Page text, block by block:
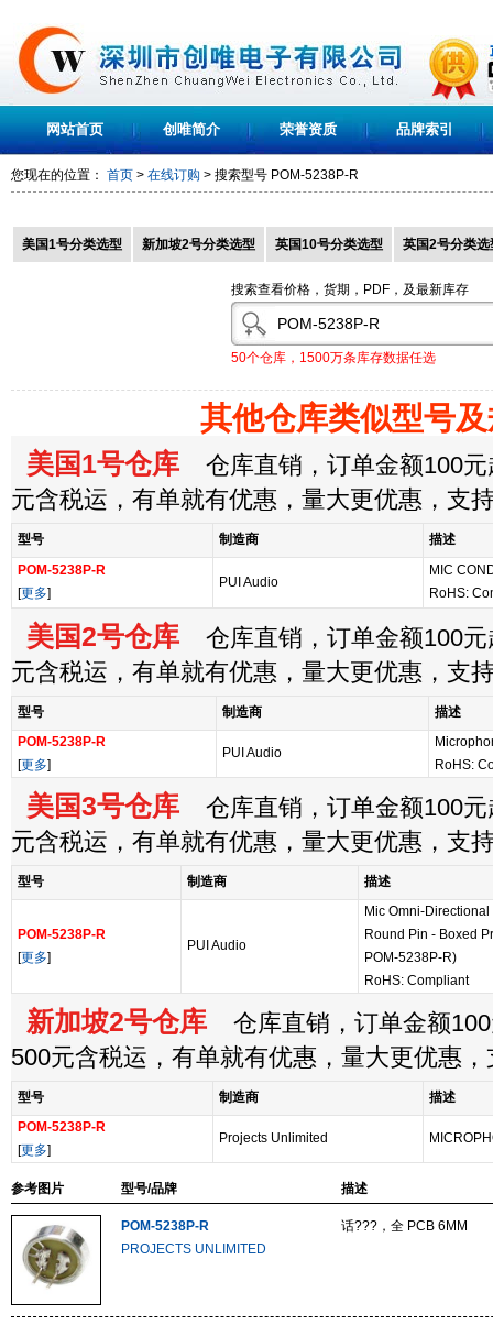
网站首页 创唯简介 荣誉资质 品牌索引
您现在的位置： 首页 > 在线订购 > 搜索型号 POM-5238P-R
美国1号分类选型 新加坡2号分类选型 英国10号分类选型 英国2号分类选
搜索查看价格，货期，PDF，及最新库存
50个仓库，1500万条库存数据任选
其他仓库类似型号
美国1号仓库 仓库直销，订单金额100元
元含税运，有单就有优惠，量大更优惠，支
型号 制造商
描述
POM-5238P-R
[更多]
PUI Audio
MIC
RoHS:
美国2号仓库 仓库直销，订单金额100元
元含税运，有单就有优惠，量大更优惠，支
型号 制造商
描述
POM-5238P-R
[更多]
PUI Audio
RoHS:
美国3号仓库 仓库直销，订单金额100元
元含税运，有单就有优惠，量大更优惠，支
型号 制造商 描述
POM-5238P-R
[更多]
PUI Audio
Mic Omni-
Round Pin - Boxed
POM-5238P-R)
RoHS: Compliant
新加坡2号仓库 仓库直销，订单金额
500元含税运，有单就有优惠，量大更优惠
型号 制造商
描述
POM-5238P-R
[更多]
Projects Unlimited
参考图片 型号/品牌 描述
POM-5238P-R
PROJECTS UNLIMITED
话???，全 PCB 6MM